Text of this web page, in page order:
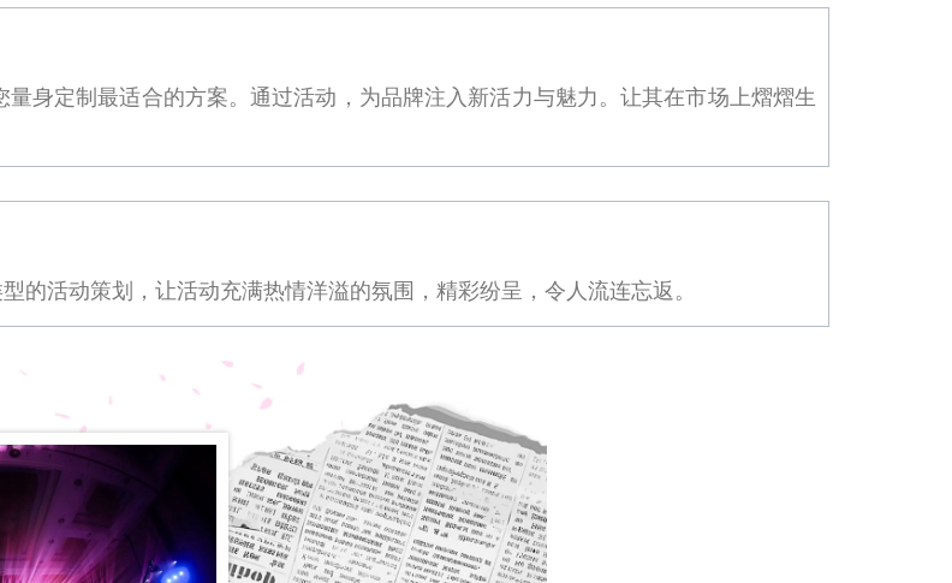
身定制最适合的方案。通过活动，为品牌注入新活力与魅力。让其在市场上熠熠生
的活动策划 ，让活动充满热情洋溢的氛围，精彩纷呈，令人流连忘返。